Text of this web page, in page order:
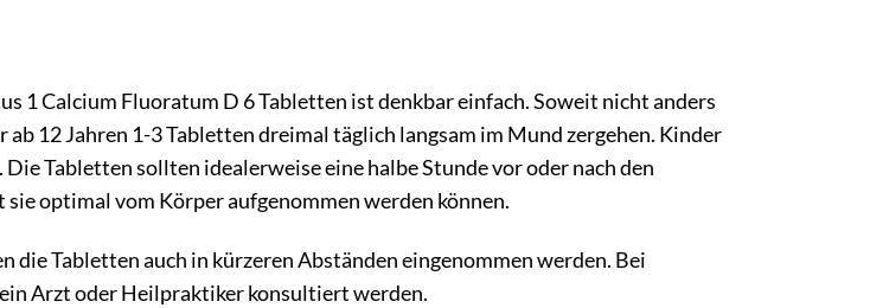
1 Calcium Fluoratum D 6 Tabletten ist denkbar einfach. Soweit nicht anders
12 Jahren 1-3 Tabletten dreimal täglich langsam im Mund zergehen. Kinder
Tabletten sollten idealerweise eine halbe Stunde vor oder nach den
optimal vom Körper aufgenommen werden können.
die Tabletten auch in kürzeren Abständen eingenommen werden. Bei
Arzt oder Heilpraktiker konsultiert werden.